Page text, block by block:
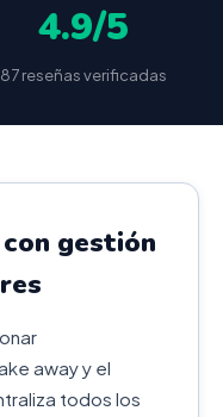
4.9/5
87 reseñas verificadas
gestión
away y el
todos los